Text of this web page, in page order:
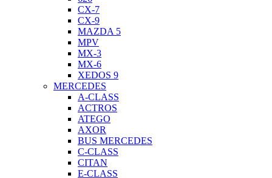
CX-7
CX-9
MAZDA 5
MPV
MX-3
MX-6
XEDOS 9
MERCEDES
A-CLASS
ACTROS
ATEGO
AXOR
BUS MERCEDES
C-CLASS
CITAN
E-CLASS